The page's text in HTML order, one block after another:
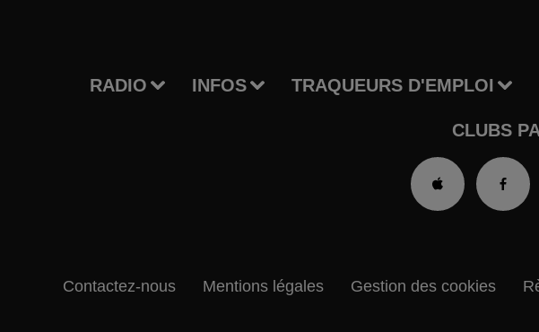
RADIO INFOS TRAQUEURS D'EMPLOI
CLUBS
Contactez-nous Mentions légales Gestion des cookies